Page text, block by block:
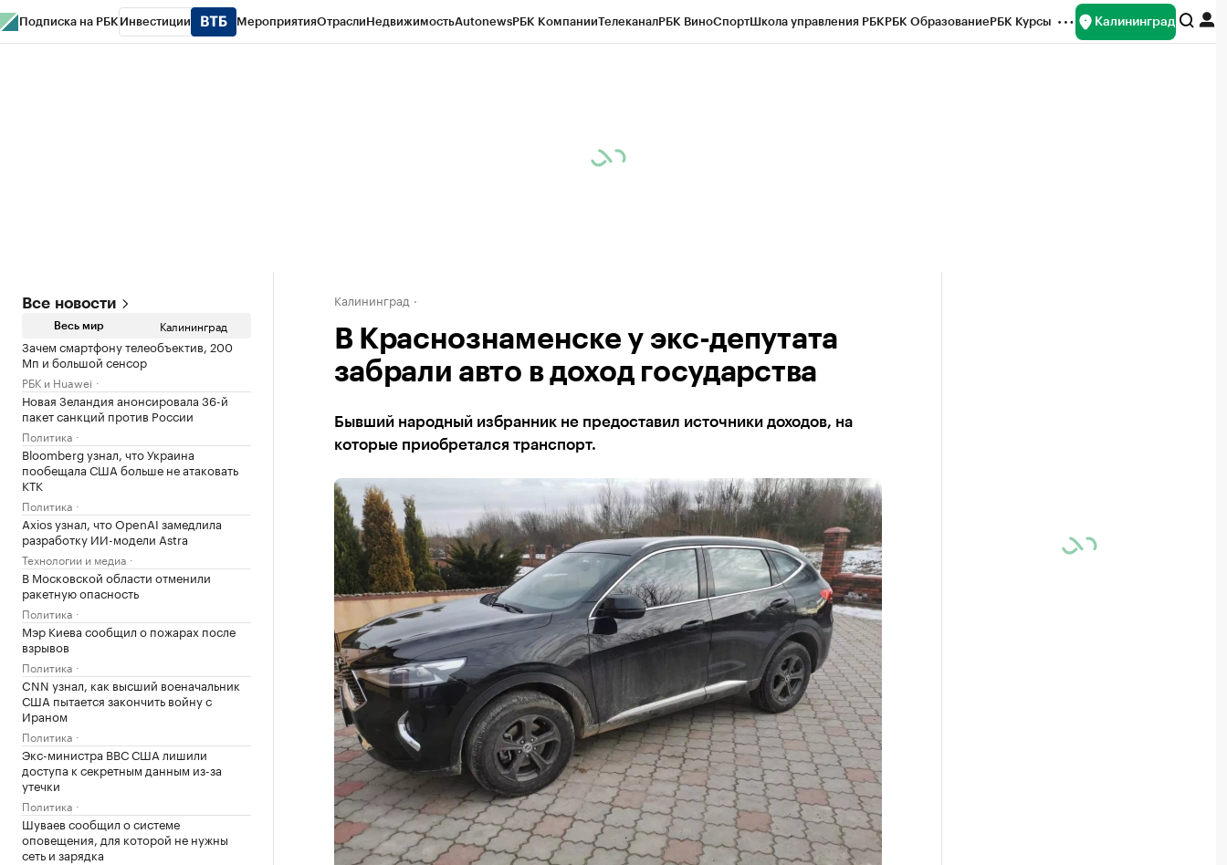
Подписка на РБК Инвестиции МероприятияОтраслиНедвижимостьAutonewsРБК КомпанииТелеканалРБК ВиноСпортШкола управления РБКРБК ОбразованиеРБК Курсы Калининград
Все новости
Весь мир Калининград
Зачем смартфону телеобъектив, 200
Мп и большой сенсор
РБК и Huawei
Новая Зеландия анонсировала 36-й
пакет санкций против России
Политика
Bloomberg узнал, что Украина
пообещала США больше не атаковать
КТК
Политика
Axios узнал, что OpenAI замедлила
разработку ИИ-модели Astra
Технологии и медиа
В Московской области отменили
ракетную опасность
Политика
Мэр Киева сообщил о пожарах после
взрывов
Политика
CNN узнал, как высший военачальник
США пытается закончить войну с
Ираном
Политика
Экс-министра ВВС США лишили
доступа к секретным данным из-за
утечки
Политика
Шуваев сообщил о системе
оповещения, для которой не нужны
сеть и зарядка
Калининград
В Краснознаменске у экс-депутата
забрали авто в доход государства
Бывший народный избранник не предоставил источники доходов, на
которые приобретался транспорт.